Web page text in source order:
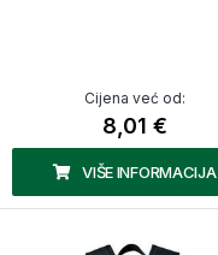
Cijena već od:
8,01 €
VIŠE INFORMACIJA